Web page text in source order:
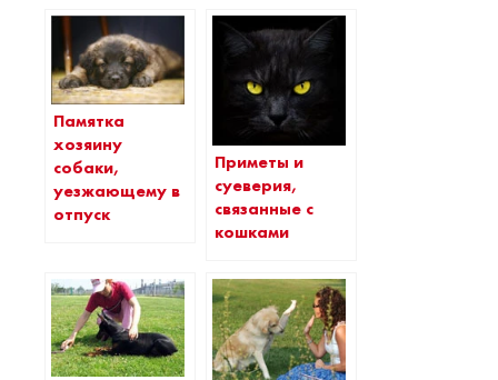
Памятка
хозяину
собаки,
уезжающему в
отпуск
Приметы и
суеверия,
связанные с
кошками